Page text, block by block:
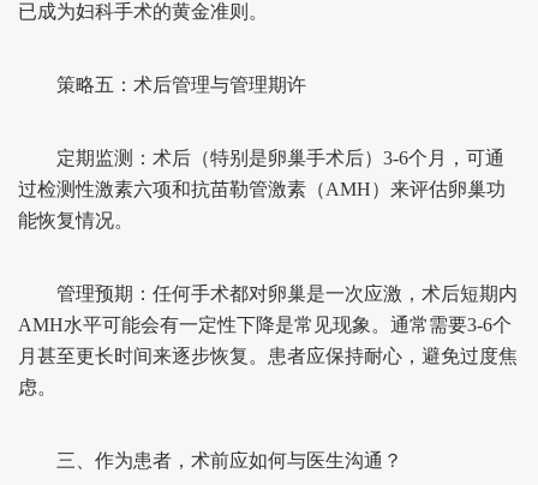
已成为妇科手术的黄金准则。
策略五：术后管理与管理期许
定期监测：术后（特别是卵巢手术后）3-6个月，可通
过检测性激素六项和抗苗勒管激素（AMH）来评估卵巢功
能恢复情况。
管理预期：任何手术都对卵巢是一次应激，术后短期内
AMH水平可能会有一定性下降是常见现象。通常需要3-6个
月甚至更长时间来逐步恢复。患者应保持耐心，避免过度焦
虑。
三、作为患者，术前应如何与医生沟通？